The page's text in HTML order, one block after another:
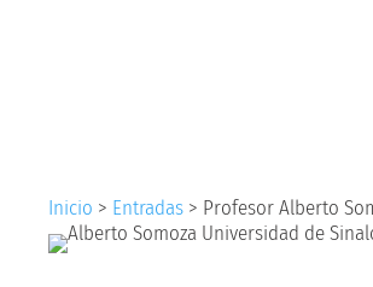
Inicio > Entradas > Profesor Alberto